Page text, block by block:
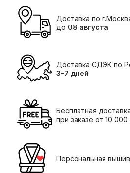
Доставка по
до 08 августа
Доставка СДЭК по
3-7 дней
Бесплатная доставка
при заказе от 10 000
Персональная